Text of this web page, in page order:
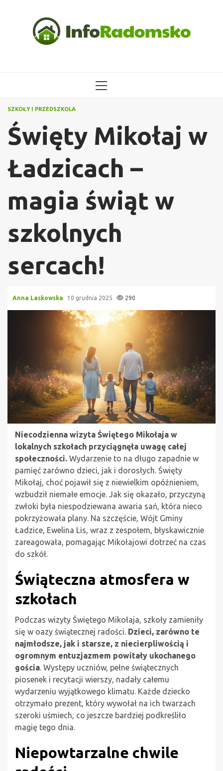
MENU
SZKOŁY I PRZEDSZKOLA
Święty Mikołaj w
Ładzicach –
magia świąt w
szkolnych
sercach!
Anna Laskowska 10 grudnia 2025 290
Niecodzienna wizyta Świętego Mikołaja w
lokalnych szkołach przyciągnęła uwagę całej
społeczności. Wydarzenie to na długo zapadnie w
pamięć zarówno dzieci, jak i dorosłych. Święty
Mikołaj, choć pojawił się z niewielkim opóźnieniem,
wzbudził niemałe emocje. Jak się okazało, przyczyną
zwłoki była niespodziewana awaria sań, która nieco
pokrzyżowała plany. Na szczęście, Wójt Gminy
Ładzice, Ewelina Lis, wraz z zespołem, błyskawicznie
zareagowała, pomagając Mikołajowi dotrzeć na czas
do szkół.
Świąteczna atmosfera w
szkołach
Podczas wizyty Świętego Mikołaja, szkoły zamieniły
się w oazy świątecznej radości. Dzieci, zarówno te
najmłodsze, jak i starsze, z niecierpliwością i
ogromnym entuzjazmem powitały ukochanego
gościa. Występy uczniów, pełne świątecznych
piosenek i recytacji wierszy, nadały całemu
wydarzeniu wyjątkowego klimatu. Każde dziecko
otrzymało prezent, który wywołał na ich twarzach
szeroki uśmiech, co jeszcze bardziej podkreśliło
magię tego dnia.
Niepowtarzalne chwile